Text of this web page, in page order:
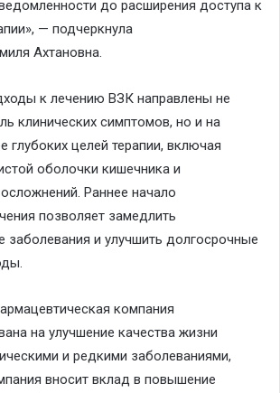
до расширения доступа к
, — подчеркнула
Ахтановна.
к лечению ВЗК направлены не
клинических симптомов, но и на
глубоких целей терапии, включая
оболочки кишечника и
Раннее начало
позволяет замедлить
заболевания и улучшить долгосрочные
компания
на улучшение качества жизни
и редкими заболеваниями,
вносит вклад в повышение